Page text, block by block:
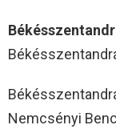
Nemcsényi